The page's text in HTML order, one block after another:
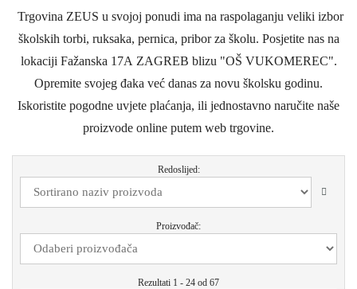
Trgovina ZEUS u svojoj ponudi ima na raspolaganju veliki izbor
školskih torbi, ruksaka, pernica, pribor za školu. Posjetite nas na
lokaciji Fažanska 17A ZAGREB blizu "OŠ VUKOMEREC".
Opremite svojeg đaka već danas za novu školsku godinu.
Iskoristite pogodne uvjete plaćanja, ili jednostavno naručite naše
proizvode online putem web trgovine.
Redoslijed:
Proizvođač:
Rezultati 1 - 24 od 67